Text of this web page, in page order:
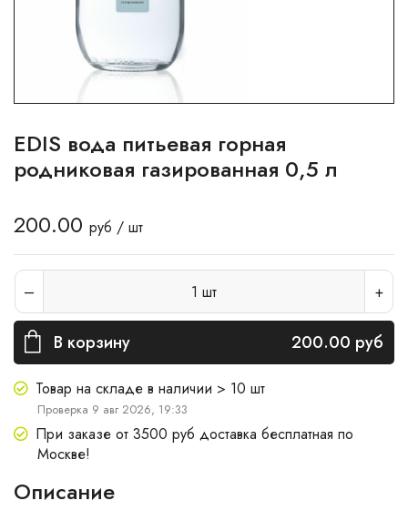
EDIS вода питьевая горная
родниковая газированная 0,5 л
200.00 руб / шт
1 шт
В корзину 200.00 руб
Товар на складе в наличии > 10 шт
Проверка 9 авг 2026, 19:33
При заказе от 3500 руб доставка бесплатная по
Москве!
Описание